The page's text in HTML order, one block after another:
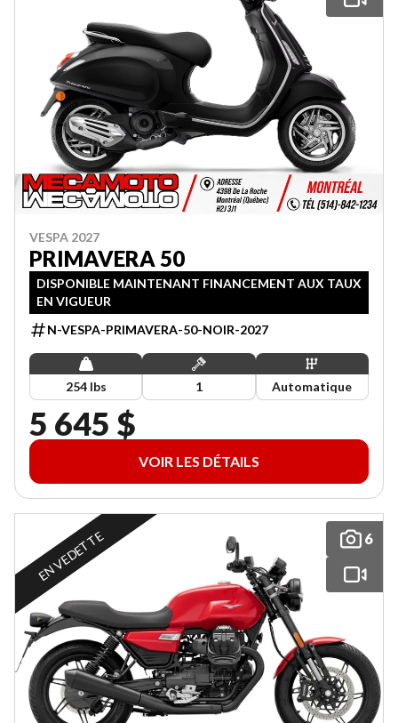
VESPA 2027
PRIMAVERA 50
DISPONIBLE MAINTENANT FINANCEMENT AUX TAUX
EN VIGUEUR
N-VESPA-PRIMAVERA-50-NOIR-2027
254 lbs 1 Automatique
5 645 $
VOIR LES DÉTAILS
6
EN VEDETTE